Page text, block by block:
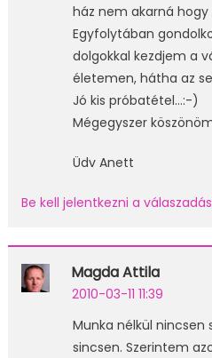
ház nem akarná
Egyfolytában
dolgokkal kezdjem a
életemen, hátha az
Jó kis próbatétel…:-)
Mégegyszer
Üdv Anett
Be kell jelentkezni a
Magda Attila
2010-03-11 11:39
Munka nélkül nincsen
sincsen. Szerintem